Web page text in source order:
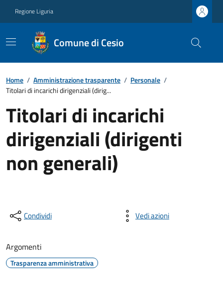
Regione Liguria
Comune di Cesio
Home / Amministrazione trasparente / Personale /
Titolari di incarichi dirigenziali (dirig...
Titolari di incarichi
dirigenziali (dirigenti
non generali)
Condividi Vedi azioni
Argomenti
Trasparenza amministrativa